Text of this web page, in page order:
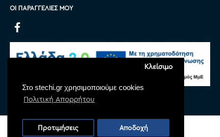
Στο stechi.gr χρησιμοποιούμε cookies
Πολιτική Απορρήτου
Κλείσιμο
Προτιμήσεις Αποδοχή
ΟΙ ΠΑΡΑΓΓΕΛΊΕΣ ΜΟΥ
Copyright © 2022 Stechi, All Rights Reserved
Powered by
Monoware Web